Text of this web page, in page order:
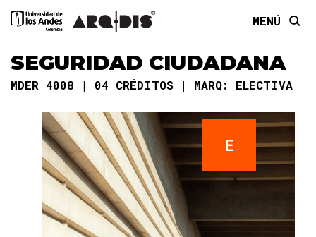
MENÚ
SEGURIDAD CIUDADANA
MDER 4008 04 CRÉDITOS MARQ: ELECTIVA
E